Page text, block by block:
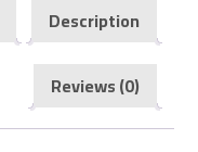
Description
Reviews (0)